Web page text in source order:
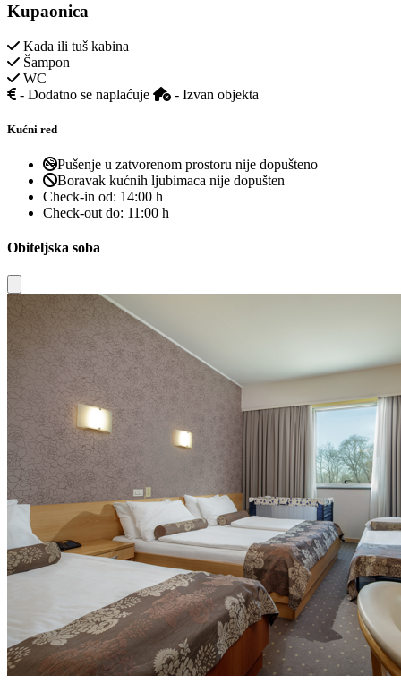
Kupaonica
Kada ili tuš kabina
Šampon
WC
- Dodatno se naplaćuje
- Izvan objekta
Kućni red
Pušenje u zatvorenom prostoru nije dopušteno
Boravak kućnih ljubimaca nije dopušten
Check-in od: 14:00 h
Check-out do: 11:00 h
Obiteljska soba
Close modal